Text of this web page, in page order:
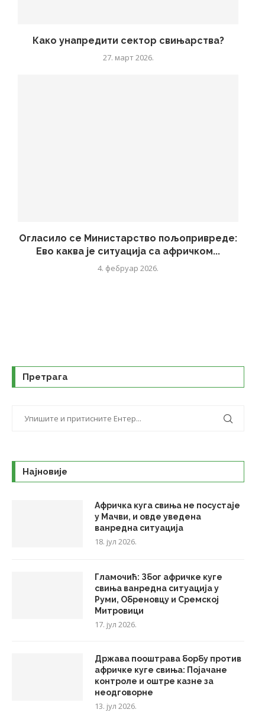
Како унапредити сектор свињарства?
27. март 2026.
Oгласило се Министарство пољопривреде:
Ево каква је ситуација са афричком...
4. фебруар 2026.
Претрага
Најновије
Афричка куга свиња не посустаје
у Мачви, и овде уведена
ванредна ситуација
18. јул 2026.
Гламочић: Због афричке куге
свиња ванредна ситуација у
Руми, Обреновцу и Сремској
Митровици
17. јул 2026.
Држава пооштрава борбу против
афричке куге свиња: Појачане
контроле и оштре казне за
неодговорне
13. јул 2026.